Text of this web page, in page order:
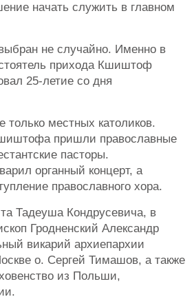
начать служить в главном
не случайно. Именно в
прихода Кшиштоф
25-летие со дня
только местных католиков.
пришли православные
пасторы.
органный концерт, а
православного хора.
Тадеуша Кондрусевича, в
Гродненский Александр
викарий архиепархии
о. Сергей Тимашов, а также
из Польши,